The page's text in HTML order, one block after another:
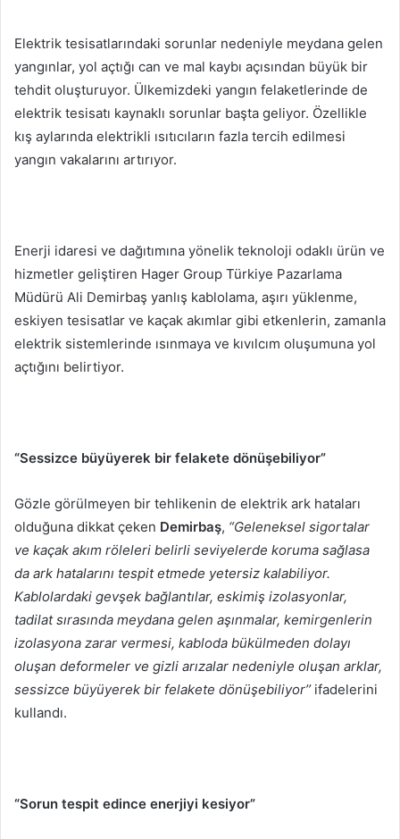
Elektrik tesisatlarındaki sorunlar nedeniyle meydana gelen
yangınlar, yol açtığı can ve mal kaybı açısından büyük bir
tehdit oluşturuyor. Ülkemizdeki yangın felaketlerinde de
elektrik tesisatı kaynaklı sorunlar başta geliyor. Özellikle
kış aylarında elektrikli ısıtıcıların fazla tercih edilmesi
yangın vakalarını artırıyor.
Enerji idaresi ve dağıtımına yönelik teknoloji odaklı ürün ve
hizmetler geliştiren Hager Group Türkiye Pazarlama
Müdürü Ali Demirbaş yanlış kablolama, aşırı yüklenme,
eskiyen tesisatlar ve kaçak akımlar gibi etkenlerin, zamanla
elektrik sistemlerinde ısınmaya ve kıvılcım oluşumuna yol
açtığını belirtiyor.
“Sessizce büyüyerek bir felakete dönüşebiliyor”
Gözle görülmeyen bir tehlikenin de elektrik ark hataları
olduğuna dikkat çeken Demirbaş, “Geleneksel sigortalar
ve kaçak akım röleleri belirli seviyelerde koruma sağlasa
da ark hatalarını tespit etmede yetersiz kalabiliyor.
Kablolardaki gevşek bağlantılar, eskimiş izolasyonlar,
tadilat sırasında meydana gelen aşınmalar, kemirgenlerin
izolasyona zarar vermesi, kabloda bükülmeden dolayı
oluşan deformeler ve gizli arızalar nedeniyle oluşan arklar,
sessizce büyüyerek bir felakete dönüşebiliyor’’ ifadelerini
kullandı.
“Sorun tespit edince enerjiyi kesiyor”